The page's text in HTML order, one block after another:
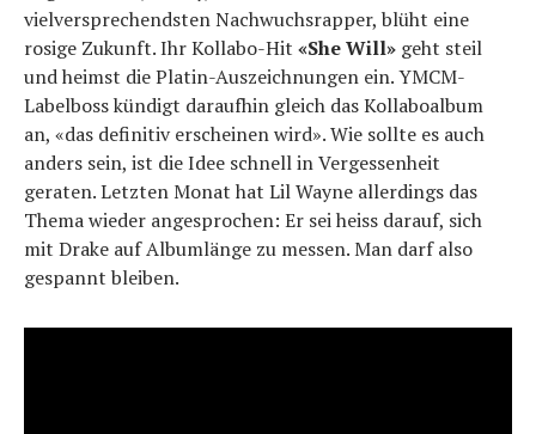
vielversprechendsten Nachwuchsrapper, blüht eine
rosige Zukunft. Ihr Kollabo-Hit «She Will» geht steil
und heimst die Platin-Auszeichnungen ein. YMCM-
Labelboss kündigt daraufhin gleich das Kollaboalbum
an, «das definitiv erscheinen wird». Wie sollte es auch
anders sein, ist die Idee schnell in Vergessenheit
geraten. Letzten Monat hat Lil Wayne allerdings das
Thema wieder angesprochen: Er sei heiss darauf, sich
mit Drake auf Albumlänge zu messen. Man darf also
gespannt bleiben.